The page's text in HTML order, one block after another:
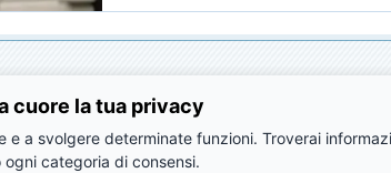
cuore la tua privacy
a svolgere determinate funzioni. Troverai
categoria di consensi.